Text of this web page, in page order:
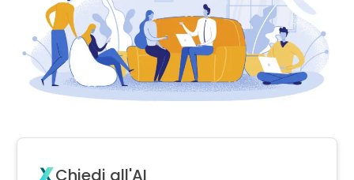
Chiedi all'AI